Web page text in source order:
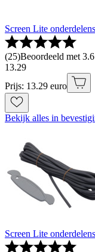
Screen Lite
(25)Beoordeeld met
13.29
Prijs: 13.29 euro
Bekijk alles in
Screen Lite